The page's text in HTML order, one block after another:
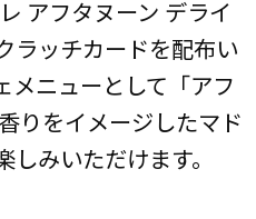
アフタヌーン デライ
ラッチカードを配布い
メニューとして「アフ
りをイメージしたマド
みいただけます。